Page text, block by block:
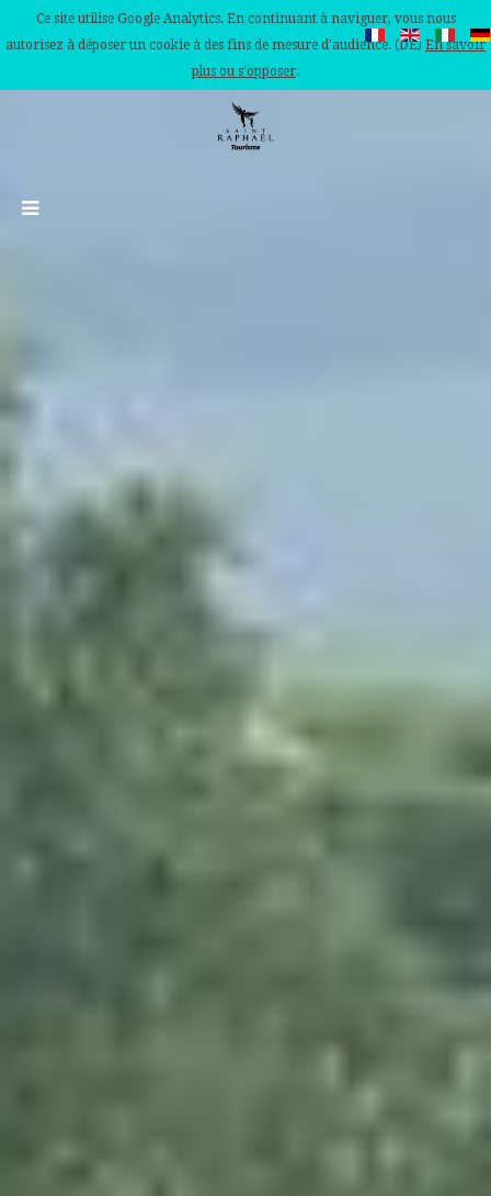
Ce site utilise Google Analytics. En continuant à naviguer, vous nous
autorisez à déposer un cookie à des fins de mesure d'audience. (DE) En savoir
plus ou s'opposer.